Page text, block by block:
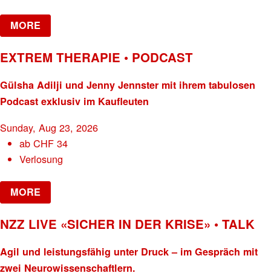
MORE
EXTREM THERAPIE • PODCAST
Gülsha Adilji und Jenny Jennster mit ihrem tabulosen
Podcast exklusiv im Kaufleuten
Sunday, Aug 23, 2026
abCHF 34
Verlosung
MORE
NZZ LIVE «SICHER IN DER KRISE» • TALK
Agil und leistungsfähig unter Druck – im Gespräch mit
zwei Neurowissenschaftlern.